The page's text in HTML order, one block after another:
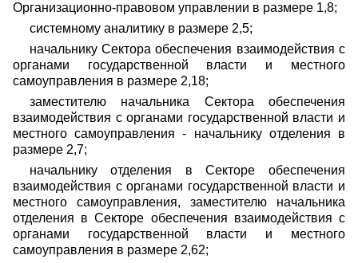
Организационно-правовом управлении в размере 1,8;
системному аналитику в размере 2,5;
начальнику Сектора обеспечения взаимодействия с
органами государственной власти и местного
самоуправления в размере 2,18;
заместителю начальника Сектора обеспечения
взаимодействия с органами государственной власти и
местного самоуправления - начальнику отделения в
размере 2,7;
начальнику отделения в Секторе обеспечения
взаимодействия с органами государственной власти и
местного самоуправления, заместителю начальника
отделения в Секторе обеспечения взаимодействия с
органами государственной власти и местного
самоуправления в размере 2,62;